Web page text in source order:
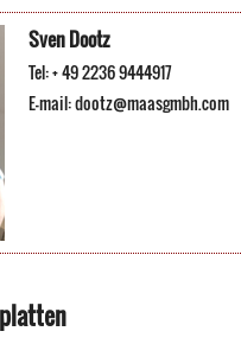
Sven Dootz
Tel: + 49 2236 9444917
E-mail:dootz@maasgmbh.com